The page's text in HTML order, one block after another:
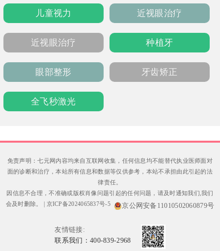
明。凭借专业技术和贴心服务，科室在当地积
累了良好口碑，是追求安全、可靠医美体验的
优选机构。
儿童视力 近视眼治疗
近视眼治疗 种植牙
眼部整形 牙齿矫正
全飞秒激光
免责声明：七元网内容均来自互联网收集，任何信息均不能替代执业医师面对
面的诊断和治疗，本站所有信息和数据等仅供参考，本站不承担由此引起的法
律责任。
因信息不合理，不准确或版权肖像问题引起的任何问题，请及时通知我们,我们
会及时删除。
京ICP备2024065837号-5 京公网安备11010502060879号
友情链接:
联系我们：400-839-2968